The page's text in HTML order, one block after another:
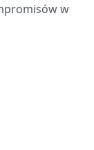
w